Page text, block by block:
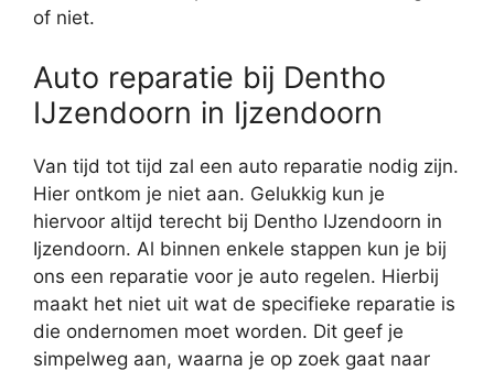
of niet.
Auto reparatie bij Dentho
IJzendoorn in Ijzendoorn
Van tijd tot tijd zal een auto reparatie nodig zijn.
Hier ontkom je niet aan. Gelukkig kun je
hiervoor altijd terecht bij Dentho IJzendoorn in
Ijzendoorn. Al binnen enkele stappen kun je bij
ons een reparatie voor je auto regelen. Hierbij
maakt het niet uit wat de specifieke reparatie is
die ondernomen moet worden. Dit geef je
simpelweg aan, waarna je op zoek gaat naar